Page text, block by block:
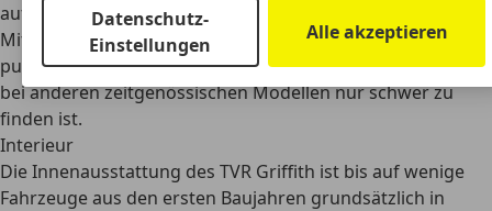
auf der Hinterachse auf 16-Zöllern.
Mit eingeklapptem Dach vermittelt der TVR Griffith eine
puristische und kompromisslose Roadster-Linie, wie die
bei anderen zeitgenössischen Modellen nur schwer zu
finden ist.
Interieur
Die Innenausstattung des TVR Griffith ist bis auf wenige
Fahrzeuge aus den ersten Baujahren grundsätzlich in
Datenschutz-
Einstellungen
Alle akzeptieren